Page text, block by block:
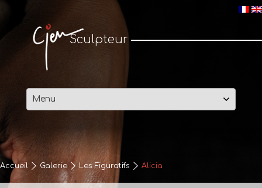
Sculpteur
Passer
au
Accueil Galerie Les Figuratifs Alicia